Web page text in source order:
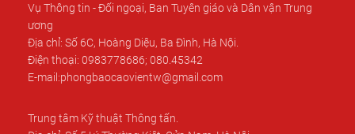
Vụ Thông tin - Đối ngoại, Ban Tuyên giáo và Dân vận Trung
ương
Địa chỉ: Số 6C, Hoàng Diệu, Ba Đình, Hà Nội.
Điện thoại: 0983778686; 080.45342
E-mail:phongbaocaovientw@gmail.com
Trung tâm Kỹ thuật Thông tấn.